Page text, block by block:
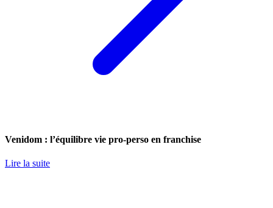
Venidom : l’équilibre vie pro-perso en franchise
Lire la suite